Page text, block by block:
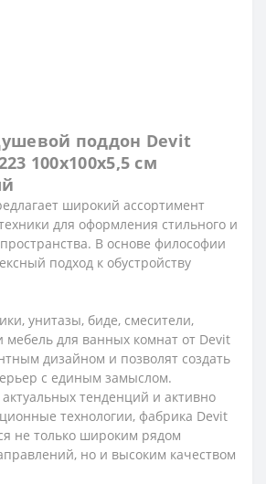
поддон Devit
100х100х5,5 см
широкий ассортимент
для оформления стильного и
В основе философии
подход к обустройству
унитазы, биде, смесители,
для ванных комнат от Devit
дизайном и позволят создать
с единым замыслом.
актуальных тенденций и активно
технологии, фабрика Devit
не только широким рядом
но и высоким качеством